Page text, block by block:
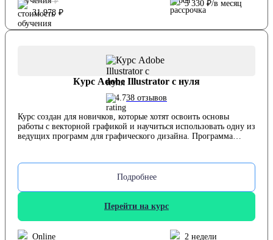
31 978 ₽
5 330 ₽/в месяц
Курс Adobe Illustrator с нуля
4.738 отзывов
Курс создан для новичков, которые хотят освоить основы
работы с векторной графикой и научиться использовать одну из
ведущих программ для графического дизайна. Программа
создание пиктограмм и иллюстраций, основы верстки текста и
применение эффектов. Студенты выполняют практические
разрабатывают набор пиктограмм в едином стиле и работают с
инструментом «перо». Курс помогает уверенно освоить Adobe
создания оригинальных графических работ.
Подробнее
Перейти на курс
Online 2 недели